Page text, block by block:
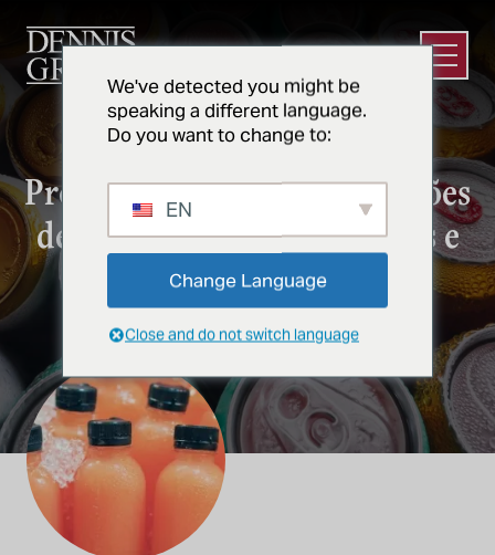
Abrir
BEBIDAS
Projetar e construir instalações
de bebidas mais inteligentes e
sustentáveis
We've detected you might be
speaking a different language.
Do you want to change to:
EN
Change Language
Close and do not switch language